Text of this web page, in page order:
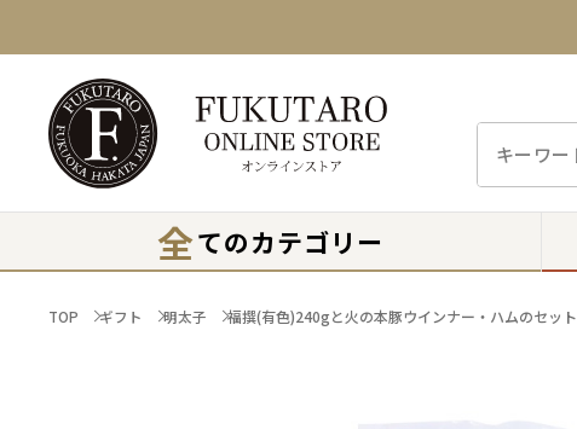
全てのカテゴリー
TOP ギフト 明太子 福撰(有色)240gと火の本豚ウインナー・ハムのセット